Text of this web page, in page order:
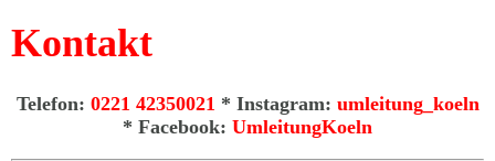
Kontakt
Telefon: 0221 42350021 * Instagram: umleitung_koeln
* Facebook: UmleitungKoeln